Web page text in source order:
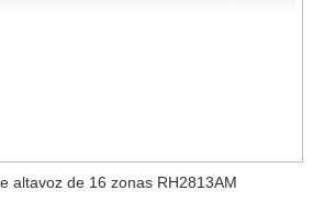
altavoz de 16 zonas RH2813AM